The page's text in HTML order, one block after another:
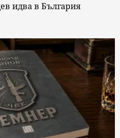
идва в България